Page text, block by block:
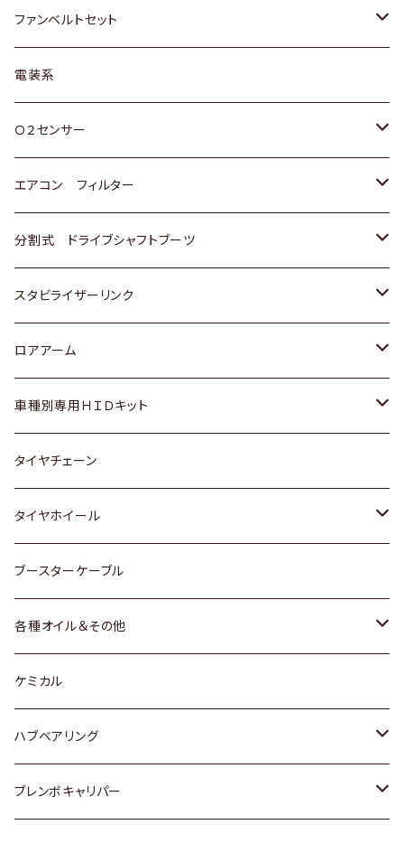
スバル
日野
マツダ
三菱
スバル
マツダ
ダイハツ
マツダ
三菱
スバル
スズキ
日産
ダイハツ
マツダ
三菱
スバル
トヨタ
スズキ
ダイハツ
三菱
スバル
ファンベルトセット
トヨタ
ホンダ
スズキ
日産
いすゞ
ダイハツ
マツダ
三菱
スバル
レクサス
電装系
Ｏ２センサー
トヨタ
ホンダ
スズキ
日産
ダイハツ
マツダ
三菱
スバル
エアコン フィルター
トヨタ
ホンダ
スズキ
日産
いすゞ
ダイハツ
マツダ
三菱
スバル
分割式 ドライブシャフトブーツ
トヨタ
ホンダ
スズキ
日産
ダイハツ
スバル
スタビライザーリンク
トヨタ
ホンダ
スズキ
日産
ダイハツ
マツダ
ロアアーム
ホンダ
スズキ
日産
ダイハツ
マツダ
スバル
車種別専用ＨＩＤキット
トヨタ
マツダ
タイヤチェーン
タイヤホイール
トヨタ
ホンダ
スズキ
日産
ダイハツ
ブースターケーブル
各種オイル＆その他
ディーデル洗浄添加剤
ケミカル
ハブベアリング
トヨタ
ブレンボキャリパー